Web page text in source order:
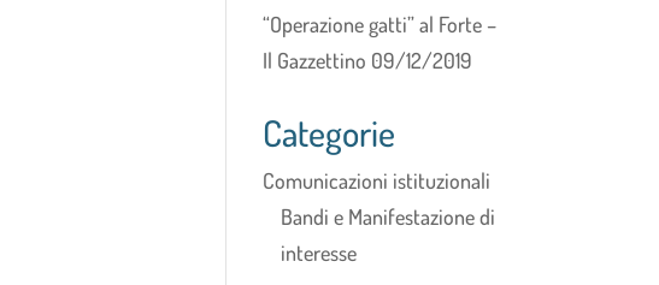
“Operazione gatti” al Forte –
Il Gazzettino 09/12/2019
Categorie
Comunicazioni istituzionali
Bandi e Manifestazione di
interesse